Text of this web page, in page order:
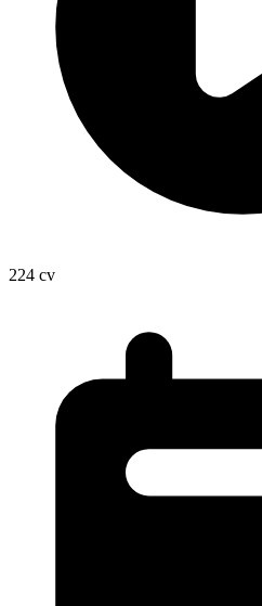
224 cv